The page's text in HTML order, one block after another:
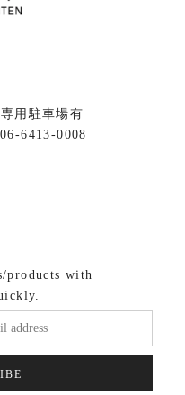
用駐車場有
6413-0008
products with